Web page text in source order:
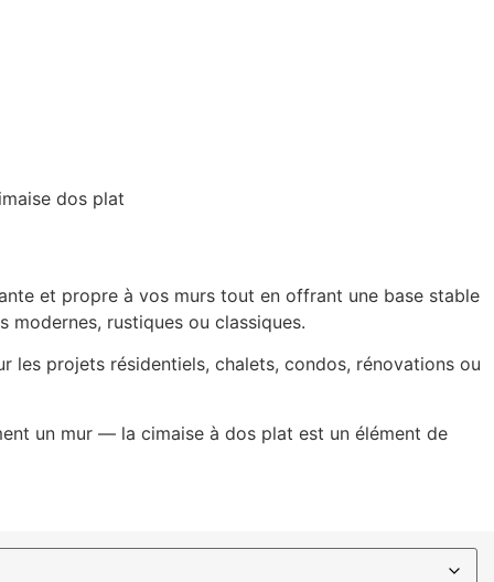
dos plat
et propre à vos murs tout en offrant une base stable
modernes, rustiques ou classiques.
les projets résidentiels, chalets, condos, rénovations ou
un mur — la cimaise à dos plat est un élément de